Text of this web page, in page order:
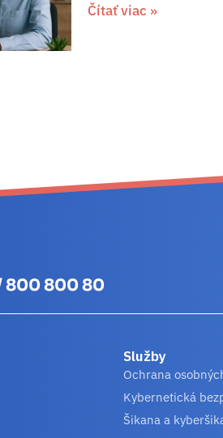
Čítať viac »
800 800 80
Služby
Ochrana
Kybernetická
Šikana a